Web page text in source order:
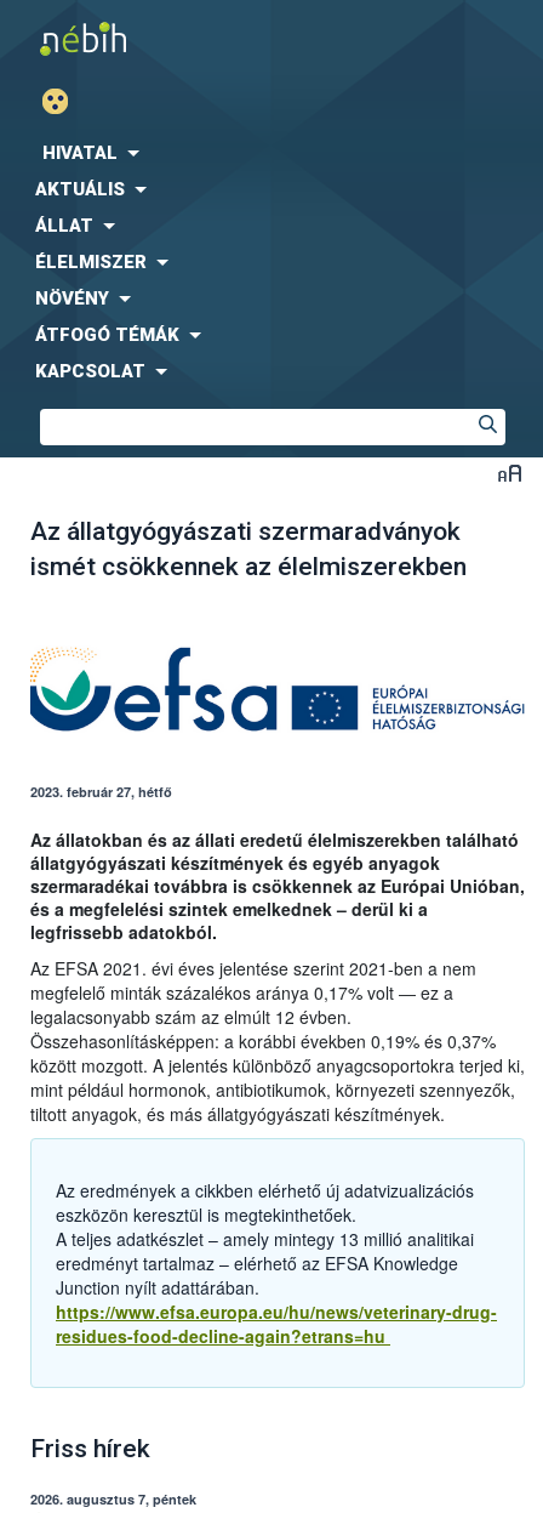
HIVATAL
AKTUÁLIS
ÁLLAT
ÉLELMISZER
NÖVÉNY
ÁTFOGÓ TÉMÁK
KAPCSOLAT
Az állatgyógyászati szermaradványok
ismét csökkennek az élelmiszerekben
2023. február 27, hétfő
Az állatokban és az állati eredetű élelmiszerekben található
állatgyógyászati készítmények és egyéb anyagok
szermaradékai továbbra is csökkennek az Európai Unióban,
és a megfelelési szintek emelkednek – derül ki a
legfrissebb adatokból.
Az EFSA 2021. évi éves jelentése szerint 2021-ben a nem
megfelelő minták százalékos aránya 0,17% volt ― ez a
legalacsonyabb szám az elmúlt 12 évben.
Összehasonlításképpen: a korábbi években 0,19% és 0,37%
között mozgott. A jelentés különböző anyagcsoportokra terjed ki,
mint például hormonok, antibiotikumok, környezeti szennyezők,
tiltott anyagok, és más állatgyógyászati készítmények.
Az eredmények a cikkben elérhető új adatvizualizációs
eszközön keresztül is megtekinthetőek.
A teljes adatkészlet – amely mintegy 13 millió analitikai
eredményt tartalmaz – elérhető az EFSA Knowledge
Junction nyílt adattárában.
https://www.efsa.europa.eu/hu/news/veterinary-drug-
residues-food-decline-again?etrans=hu
Friss hírek
2026. augusztus 7, péntek